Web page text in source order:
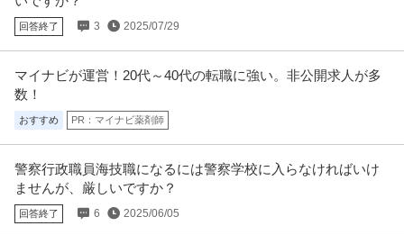
スタッフ求人
エームサービス株式会社 警視庁警察学校内の厨房
正社員 未経験OK 交通費支給
月給25万円〜27万円
【府中市朝日町】年間休日122日◎賞与あり☆各種手当・研修制度も充実◎
正職員の調理スタッフとして一
…続きを見る
第二新卒／未経験歓迎／法化学現場調査員サンプリング作業が中
心理系の経験が活きる！
株式会社分析センター
正社員 未経験OK 交通費支給
年収320万円〜400万円
回答終了 3 2025/07/29
マイナビが運営！20代～40代の転職に強い。非公開求人が多
数！
おすすめ PR：マイナビ薬剤師
警察行政職員海技職になるには警察学校に入らなければいけ
ませんが、厳しいですか？
回答終了 6 2025/06/05